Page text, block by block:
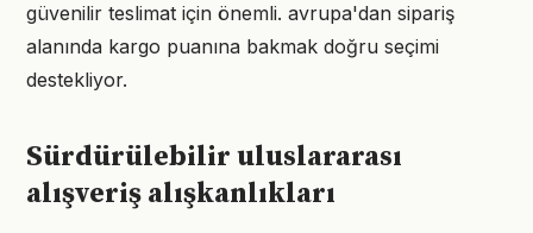
güvenilir teslimat için önemli. avrupa'dan sipariş
alanında kargo puanına bakmak doğru seçimi
destekliyor.
Sürdürülebilir uluslararası
alışveriş alışkanlıkları